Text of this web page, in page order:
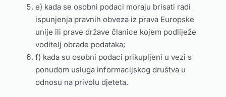
e) kada se osobni podaci moraju brisati radi
ispunjenja pravnih obveza iz prava Europske
unije ili prave države članice kojem podliježe
voditelj obrade podataka;
f) kada su osobni podaci prikupljeni u vezi s
ponudom usluga informacijskog društva u
odnosu na privolu djeteta.